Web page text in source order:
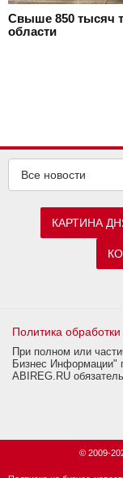
Свыше 850 тысяч
области
Все новости
КАРТИНА
Политика
При полном или
Бизнес Информации"
ABIREG.RU
© 2009-